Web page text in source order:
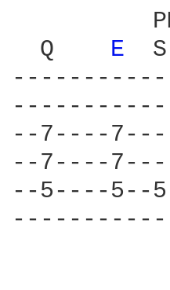
  Q
E
--7----
--7----
--5----5--